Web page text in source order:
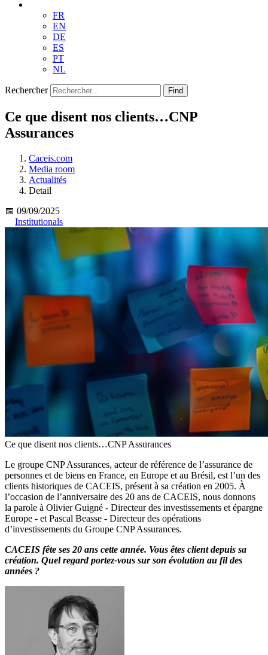
FR
EN
DE
ES
PT
NL
Rechercher Find
Ce que disent nos clients…CNP
Assurances
Caceis.com
Media room
Actualités
Detail
📅 09/09/2025
Institutionals
Ce que disent nos clients…CNP Assurances
Le groupe CNP Assurances, acteur de référence de l’assurance de
personnes et de biens en France, en Europe et au Brésil, est l’un des
clients historiques de CACEIS, présent à sa création en 2005. À
l’occasion de l’anniversaire des 20 ans de CACEIS, nous donnons
la parole à Olivier Guigné - Directeur des investissements et épargne
Europe - et Pascal Beasse - Directeur des opérations
d’investissements du Groupe CNP Assurances.
CACEIS fête ses 20 ans cette année. Vous êtes client depuis sa
création. Quel regard portez-vous sur son évolution au fil des
années ?